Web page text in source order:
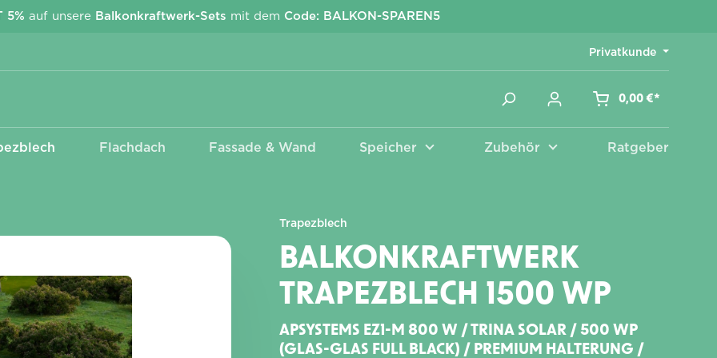
5% auf unsere Balkonkraftwerk-Sets mit dem Code: BALKON-SPAREN5
Privatkunde
0,00 €*
Flachdach Fassade & Wand Speicher Zubehör Ratgeber
DeyeTrapezblech
BALKONKRAFTWERK
TRAPEZBLECH 1500 WP
APSYSTEMS EZ1-M 800 W / TRINA SOLAR / 500 WP
(GLAS-GLAS FULL BLACK) / PREMIUM HALTERUNG /